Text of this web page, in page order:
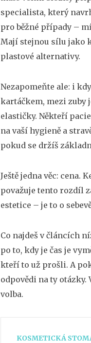
specialista, který
pro běžné případy –
Mají stejnou sílu jako
plastové alternativy.
Nezapomeňte ale: i
kartáčkem, mezi zuby
elastičky. Někteří
na vaší hygieně a
pokud se držíš
Ještě jedna věc:
považuje tento rozdíl
estetice – je to o
Co najdeš v článcích
po to, kdy je čas je
kteří to už prošli. A
odpovědi na ty
volba.
KOSMETICKÁ